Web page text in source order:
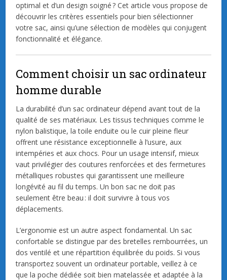
optimal et d’un design soigné ? Cet article vous propose de
découvrir les critères essentiels pour bien sélectionner
votre sac, ainsi qu’une sélection de modèles qui conjugent
fonctionnalité et élégance.
Comment choisir un sac ordinateur
homme durable
La durabilité d’un sac ordinateur dépend avant tout de la
qualité de ses matériaux. Les tissus techniques comme le
nylon balistique, la toile enduite ou le cuir pleine fleur
offrent une résistance exceptionnelle à l’usure, aux
intempéries et aux chocs. Pour un usage intensif, mieux
vaut privilégier des coutures renforcées et des fermetures
métalliques robustes qui garantissent une meilleure
longévité au fil du temps. Un bon sac ne doit pas
seulement être beau : il doit survivre à tous vos
déplacements.
L’ergonomie est un autre aspect fondamental. Un sac
confortable se distingue par des bretelles rembourrées, un
dos ventilé et une répartition équilibrée du poids. Si vous
transportez souvent un ordinateur portable, veillez à ce
que la poche dédiée soit bien matelassée et adaptée à la